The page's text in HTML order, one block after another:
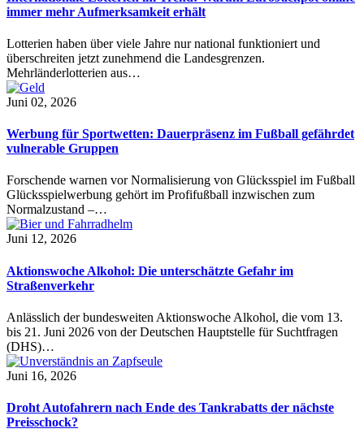
immer mehr Aufmerksamkeit erhält
Lotterien haben über viele Jahre nur national funktioniert und
überschreiten jetzt zunehmend die Landesgrenzen.
Mehrländerlotterien aus…
Juni 02, 2026
Werbung für Sportwetten: Dauerpräsenz im Fußball gefährdet
vulnerable Gruppen
Forschende warnen vor Normalisierung von Glücksspiel im Fußball
Glücksspielwerbung gehört im Profifußball inzwischen zum
Normalzustand –…
Juni 12, 2026
Aktionswoche Alkohol: Die unterschätzte Gefahr im
Straßenverkehr
Anlässlich der bundesweiten Aktionswoche Alkohol, die vom 13.
bis 21. Juni 2026 von der Deutschen Hauptstelle für Suchtfragen
(DHS)…
Juni 16, 2026
Droht Autofahrern nach Ende des Tankrabatts der nächste
Preisschock?